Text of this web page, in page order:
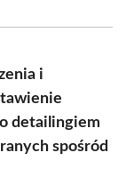
i
detailingiem
spośród